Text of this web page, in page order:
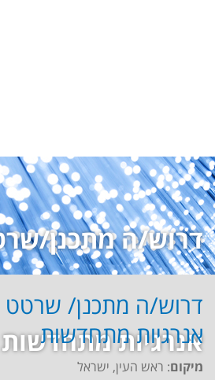
דרוש/ה מתכנן/
אנרגיות מתחדשות
דרוש/ה מתכנן/ שרטט
אנרגיות מתחדשות
מיקום: ראש העין, ישראל